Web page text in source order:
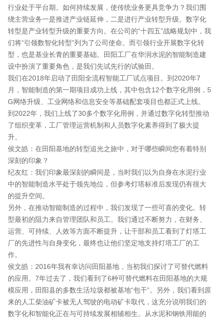
行业处于平台期。如何持续发展，使传统业务更具竞争力？我们围
绕主营业务一是推进产业链延伸，二是进行产业转型升级。数字化
转型是产业转型升级的重要方向。在公司的“十四五”战略规划中，我
们将“引领数智化转型”列为了公司使命。而引领行业开展数字化转
型，也是基业长青的重要基础。田阳工厂在华润水泥的智能制造建
设中扮演了重要角色，是我们先试先行的试验田。
我们在2018年启动了田阳全流程智能工厂试点项目。到2020年7
月，智能制造的第一期项目成功上线，其中包含12个数字化用例，5
G网络升级、工业网络和信息安全等基础配套项目也都正式上线。
到2022年，我们上线了30多个数字化用例，并通过数字化转型推动
了组织变革，工厂管理运营机制和人员数字化素养得到了极大提
升。
侯文皓：在田阳基地的转型追光之旅中，对于哪些瞬间您有着特别
深刻的印象？
纪友红：我们印象最深刻的瞬间是，当时我们以为自身在水泥行业
中的智能制造水平处于领先地位，但参考灯塔标准后发现仍有很大
的提升空间。
另外，在推动智能制造的过程中，我们发现了一些可喜的变化。转
型最初的阻力来自管理团队和员工。我们通过不断努力，在财务、
运营、可持续、人效等方面不断提升，让干部和员工看到了灯塔工
厂的先进性与自身变化，最终也让他们坚定地支持灯塔工厂的工
作。
侯文皓：2016年我有幸访问田阳基地，当初我们探讨了可替代燃料
的应用。7年过去了，我们看到了6种可替代燃料在田阳基地的大规
模应用，田阳县的多数生活垃圾都被基地“包干”。另外，我们看到原
来的人工柴油矿卡被无人驾驶的电动矿卡取代，这充分说明我们的
数字化和智能化正在与可持续发展相辅相生。从水泥和钢铁用能的